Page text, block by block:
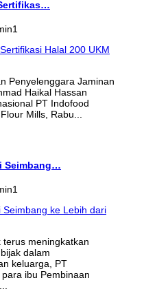
Penyelenggara Jaminan
Haikal Hassan
PT Indofood
Mills, Rabu...
Seimbang…
meningkatkan
dalam
keluarga, PT
ibu Pembinaan